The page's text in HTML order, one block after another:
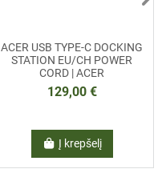
ACER USB TYPE-C DOCKING
STATION EU/CH POWER
CORD | ACER
129,00 €
Į krepšelį